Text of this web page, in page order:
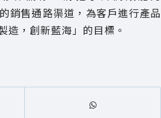
銷售通路渠道，為客戶進行產品
造，創新藍海」的目標。